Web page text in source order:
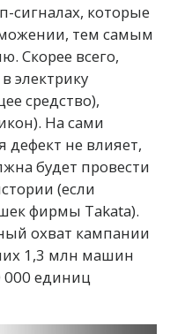
сигналах, которые
тем самым
Скорее всего,
электрику
средство),
На сами
дефект не влияет,
будет провести
(если
фирмы Takata).
охват кампании
1,3 млн машин
единиц